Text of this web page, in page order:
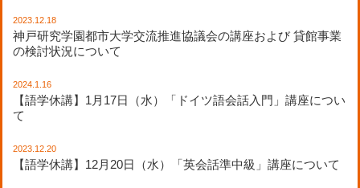
2023.12.18
神戸研究学園都市大学交流推進協議会の講座および 貸館事業
の検討状況について
2024.1.16
【語学休講】1月17日（水）「ドイツ語会話入門」講座につい
て
2023.12.20
【語学休講】12月20日（水）「英会話準中級」講座について